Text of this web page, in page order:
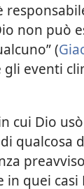
non può
(
eventi
cui Dio
qualcosa
in quei